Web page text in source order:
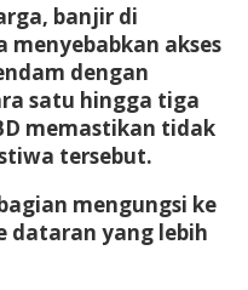
banjir di
akses
dengan
satu hingga tiga
memastikan tidak
tersebut.
mengungsi ke
dataran yang lebih